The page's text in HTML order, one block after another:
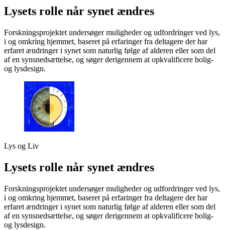
Lysets rolle når synet ændres
Forskningsprojektet undersøger muligheder og udfordringer ved lys,
i og omkring hjemmet, baseret på erfaringer fra deltagere der har
erfaret ændringer i synet som naturlig følge af alderen eller som del
af en synsnedsættelse, og søger derigennem at opkvalificere bolig-
og lysdesign.
Lys og Liv
Lysets rolle når synet ændres
Forskningsprojektet undersøger muligheder og udfordringer ved lys,
i og omkring hjemmet, baseret på erfaringer fra deltagere der har
erfaret ændringer i synet som naturlig følge af alderen eller som del
af en synsnedsættelse, og søger derigennem at opkvalificere bolig-
og lysdesign.